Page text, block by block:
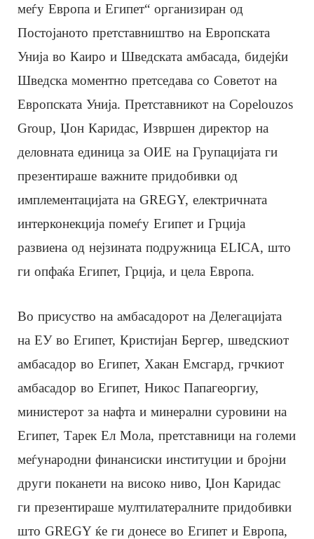
меѓу Европа и Египет“ организиран од
Постојаното претставништво на Европската
Унија во Каиро и Шведската амбасада, бидејќи
Шведска моментно претседава со Советот на
Европската Унија. Претставникот на Copelouzos
Group, Џон Каридас, Извршен директор на
деловната единица за ОИЕ на Групацијата ги
презентираше важните придобивки од
имплементацијата на GREGY, електричната
интерконекција помеѓу Египет и Грција
развиена од нејзината подружница ELICA, што
ги опфаќа Египет, Грција, и цела Европа.
Во присуство на амбасадорот на Делегацијата
на ЕУ во Египет, Кристијан Бергер, шведскиот
амбасадор во Египет, Хакан Емсгард, грчкиот
амбасадор во Египет, Никос Папагеоргиу,
министерот за нафта и минерални суровини на
Египет, Тарек Ел Мола, претставници на големи
меѓународни финансиски институции и бројни
други поканети на високо ниво, Џон Каридас
ги презентираше мултилатералните придобивки
што GREGY ќе ги донесе во Египет и Европа,